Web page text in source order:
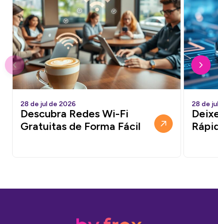
28 de jul de 2026
Descubra Redes Wi-Fi
Gratuitas de Forma Fácil
28 de